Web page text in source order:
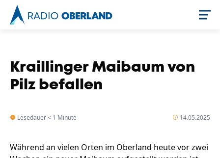
Kraillinger Maibaum von
Pilz befallen
Lesedauer < 1 Minute 14.05.2025
Während an vielen Orten im Oberland heute vor zwei